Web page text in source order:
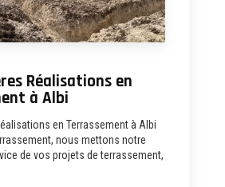
Réalisations en
à Albi
en Terrassement à Albi
nous mettons notre
de vos projets de terrassement,